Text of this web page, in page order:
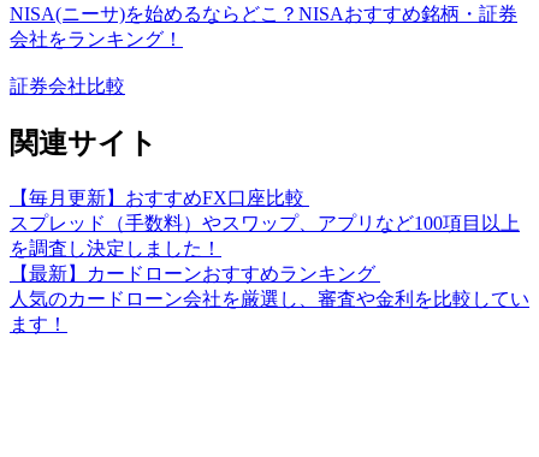
NISA(ニーサ)を始めるならどこ？NISAおすすめ銘柄・証券
会社をランキング！
証券会社比較
関連サイト
【毎月更新】おすすめFX口座比較
スプレッド（手数料）やスワップ、アプリなど100項目以上
を調査し決定しました！
【最新】カードローンおすすめランキング
人気のカードローン会社を厳選し、審査や金利を比較してい
ます！